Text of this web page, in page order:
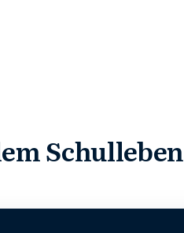
Schulleben